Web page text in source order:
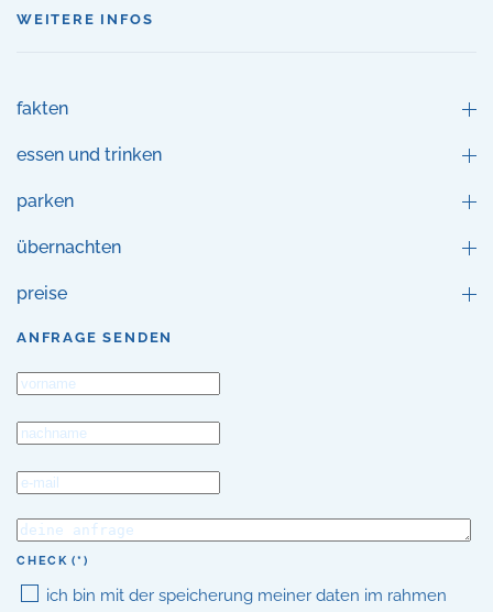
WEITERE INFOS
fakten
essen und trinken
parken
übernachten
preise
ANFRAGE SENDEN
CHECK (*)
ich bin mit der speicherung meiner daten im rahmen